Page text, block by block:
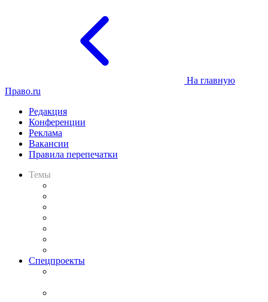
На главную
Право.ru
Редакция
Конференции
Реклама
Вакансии
Правила перепечатки
Темы
Спецпроекты